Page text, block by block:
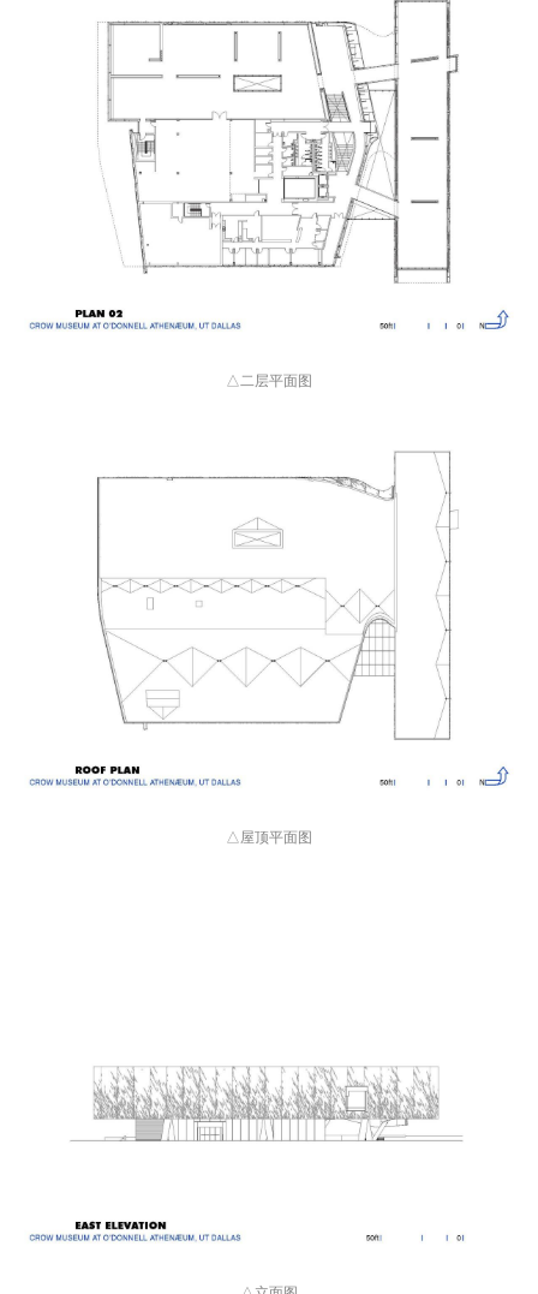
△二层平面图
△屋顶平面图